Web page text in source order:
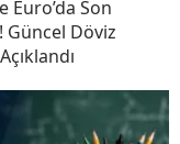
Euro’da Son
Güncel Döviz